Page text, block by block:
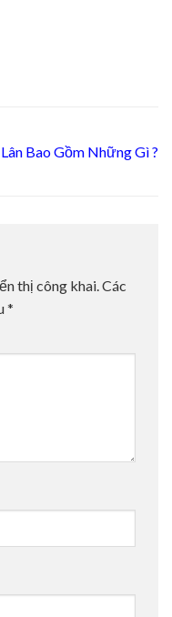
Bao Gồm Những Gì ?
thị công khai.Các
*